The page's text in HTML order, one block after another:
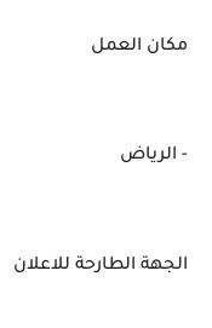
مكان العمل
- الرياض
الجهة الطارحة للاعلان